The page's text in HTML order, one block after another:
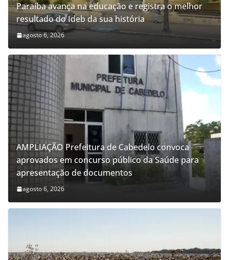
Paraíba avança na educação e registra o melhor
resultado do Ideb da sua história
agosto 6, 2026
AMPLIAÇÃO Prefeitura de Cabedelo convoca
aprovados em concurso público da Saúde para
apresentação de documentos
agosto 6, 2026